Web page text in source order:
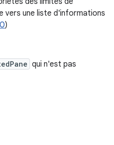
vers une liste d'informations
)
qui n'est pas